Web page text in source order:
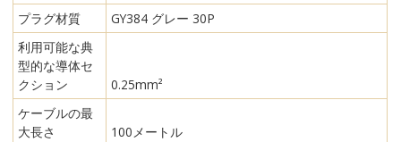
プラグ材質
GY384 グレー 30P
利用可能な典
型的な導体セ
クション
0.25mm²
ケーブルの最
大長さ
100メートル